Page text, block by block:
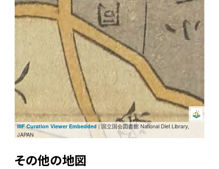
IIIF Curation Viewer Embedded | 国立国会図書館 National Diet Library,
JAPAN
次 前
その他の地図